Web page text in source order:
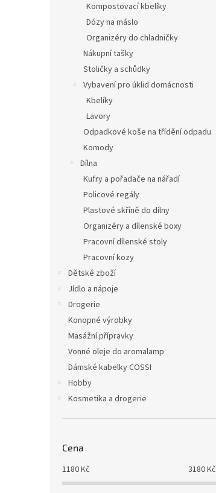
Kompostovací kbelíky
Dózy na máslo
Organizéry do chladničky
Nákupní tašky
Stoličky a schůdky
Vybavení pro úklid domácnosti
Kbelíky
Lavory
Odpadkové koše na třídění odpadu
Komody
Dílna
Kufry a pořadače na nářadí
Policové regály
Plastové skříně do dílny
Organizéry a dílenské boxy
Pracovní dílenské stoly
Pracovní kozy
Dětské zboží
Jídlo a nápoje
Drogerie
Konopné výrobky
Masážní přípravky
Vonné oleje do aromalamp
Dámské kabelky COSSI
Hobby
Kosmetika a drogerie
Cena
1180Kč 3180Kč